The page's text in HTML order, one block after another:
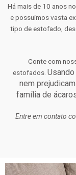
Há mais de 10 anos
e possuímos vasta
tipo de estofado,
Conte com
estofados.
nem
família de
Entre em contato